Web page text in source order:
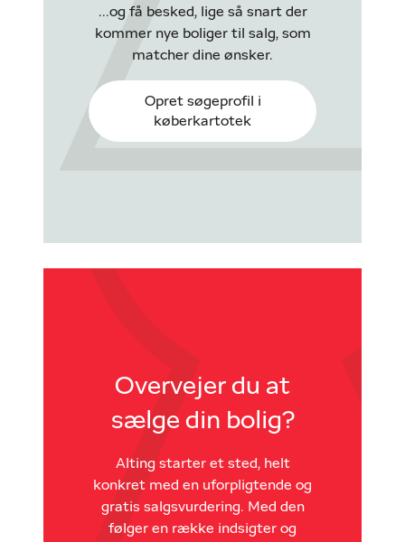
...og få besked, lige så snart der
kommer nye boliger til salg, som
matcher dine ønsker.
Opret søgeprofil i
køberkartotek
Overvejer du at
sælge din bolig?
Alting starter et sted, helt
konkret med en uforpligtende og
gratis salgsvurdering. Med den
følger en række indsigter og